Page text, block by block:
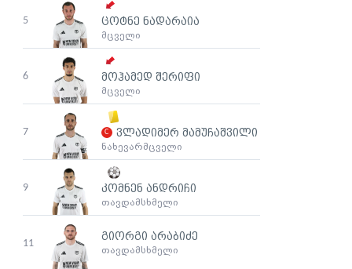
5 ცოტნე ნადარაია
მცველი
6 მოჰამედ შერიფი
მცველი
7 ვლადიმერ მამუჩაშვილი
ნახევარმცველი
9 კომნენ ანდრიჩი
თავდამსხმელი
11
გიორგი არაბიძე
თავდამსხმელი